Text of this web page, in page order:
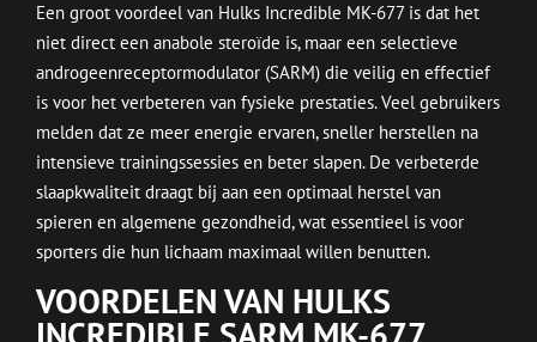
Een groot voordeel van Hulks Incredible MK-677 is dat het
niet direct een anabole steroïde is, maar een selectieve
androgeenreceptormodulator (SARM) die veilig en effectief
is voor het verbeteren van fysieke prestaties. Veel gebruikers
melden dat ze meer energie ervaren, sneller herstellen na
intensieve trainingssessies en beter slapen. De verbeterde
slaapkwaliteit draagt bij aan een optimaal herstel van
spieren en algemene gezondheid, wat essentieel is voor
sporters die hun lichaam maximaal willen benutten.
VOORDELEN VAN HULKS